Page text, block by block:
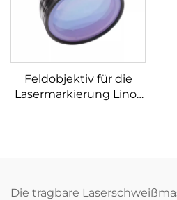
Feldobjektiv für die
Lasermarkierung Linos
Die tragbare